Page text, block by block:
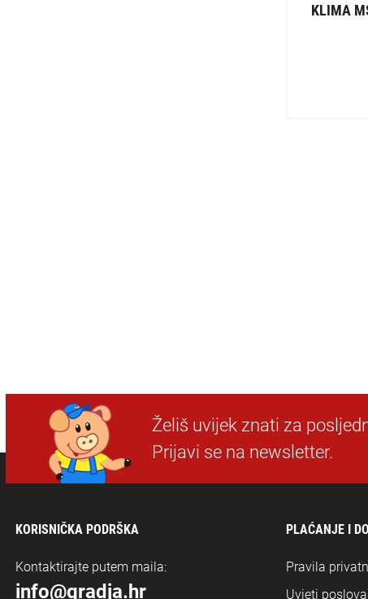
KLIMA
Želiš uvijek znati za
Prijavi se na newsletter.
KORISNIČKA PODRŠKA
Kontaktirajte putem maila:
info@gradja.hr
PLAĆANJE I
Pravila
Uvjeti